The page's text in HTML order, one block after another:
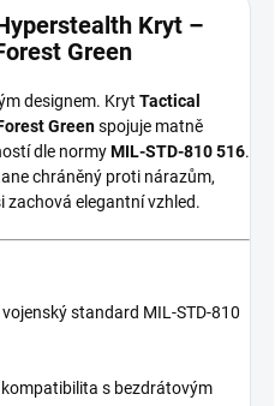
Kryt –
Green
designem. Kryt Tactical
Greenspojuje matně
dle normyMIL-STD-810 516.
chráněný proti nárazům,
zachová elegantní vzhled.
standard MIL-STD-810
s bezdrátovým